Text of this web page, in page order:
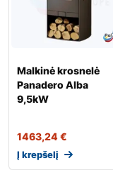
Malkinė krosnelė
Panadero Alba
9,5kW
1463,24€
Į krepšelį